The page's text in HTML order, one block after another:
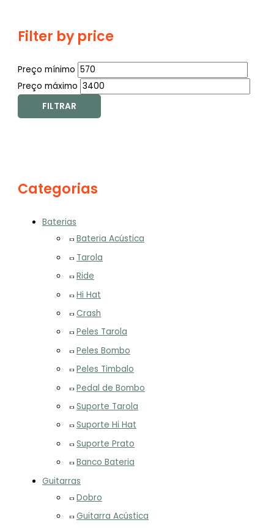
Filter by price
Preço mínimo
Preço máximo
FILTRAR
Categorias
Baterias
Bateria Acústica
Tarola
Ride
Hi Hat
Crash
Peles Tarola
Peles Bombo
Peles Timbalo
Pedal de Bombo
Suporte Tarola
Suporte Hi Hat
Suporte Prato
Banco Bateria
Guitarras
Dobro
Guitarra Acústica